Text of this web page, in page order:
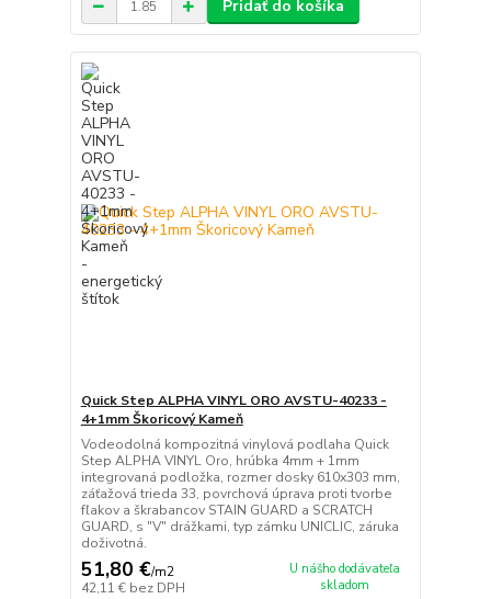
Pridať do košíka
Quick Step ALPHA VINYL ORO AVSTU-40233 -
4+1mm Škoricový Kameň
Vodeodolná kompozitná vinylová podlaha Quick
Step ALPHA VINYL Oro, hrúbka 4mm + 1mm
integrovaná podložka, rozmer dosky 610x303 mm,
záťažová trieda 33, povrchová úprava proti tvorbe
fľakov a škrabancov STAIN GUARD a SCRATCH
GUARD, s "V" drážkami, typ zámku UNICLIC, záruka
doživotná.
51,80 €/m2
42,11 € bez DPH
U nášho dodávateľa
skladom